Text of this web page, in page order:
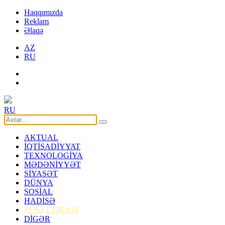
Haqqımızda
Reklam
Əlaqə
AZ
RU
RU
AKTUAL
İQTİSADİYYAT
TEXNOLOGİYA
MƏDƏNİYYƏT
SİYASƏT
DÜNYA
SOSİAL
HADİSƏ
PEŞƏ ETİKASI
DİGƏR